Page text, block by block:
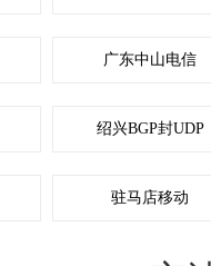
广东中山电信
绍兴BGP封UDP
驻马店移动